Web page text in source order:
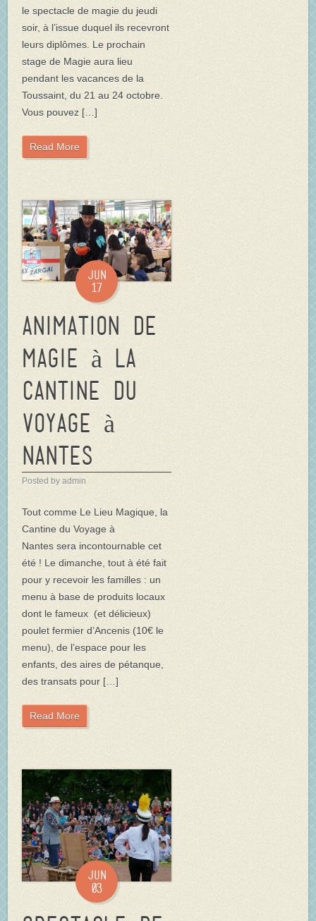
le spectacle de magie du jeudi
soir, à l’issue duquel ils recevront
leurs diplômes. Le prochain
stage de Magie aura lieu
pendant les vacances de la
Toussaint, du 21 au 24 octobre.
Vous pouvez […]
Read More
Jun
17
Animation de
magie à la
Cantine du
Voyage à
Nantes
Posted by admin
Tout comme Le Lieu Magique, la
Cantine du Voyage à
Nantes sera incontournable cet
été ! Le dimanche, tout à été fait
pour y recevoir les familles : un
menu à base de produits locaux
dont le fameux (et délicieux)
poulet fermier d’Ancenis (10€ le
menu), de l’espace pour les
enfants, des aires de pétanque,
des transats pour […]
Read More
Jun
03